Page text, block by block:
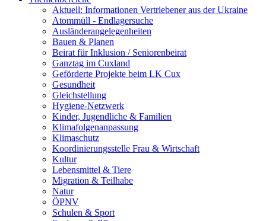
Aktuell: Informationen Vertriebener aus der Ukraine
Atommüll - Endlagersuche
Ausländerangelegenheiten
Bauen & Planen
Beirat für Inklusion / Seniorenbeirat
Ganztag im Cuxland
Geförderte Projekte beim LK Cux
Gesundheit
Gleichstellung
Hygiene-Netzwerk
Kinder, Jugendliche & Familien
Klimafolgenanpassung
Klimaschutz
Koordinierungsstelle Frau & Wirtschaft
Kultur
Lebensmittel & Tiere
Migration & Teilhabe
Natur
ÖPNV
Schulen & Sport